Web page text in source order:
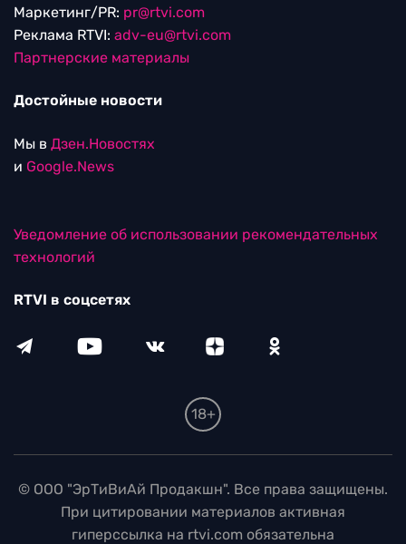
Маркетинг/PR: pr@rtvi.com
Реклама RTVI: adv-eu@rtvi.com
Партнерские материалы
Достойные новости
Мы в Дзен.Новостях
и Google.News
Уведомление об использовании рекомендательных
технологий
RTVI в соцсетях
18+
© ООО "ЭрТиВиАй Продакшн". Все права защищены.
При цитировании материалов активная
гиперссылка на rtvi.com обязательна